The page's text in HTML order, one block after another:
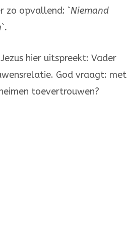
zo opvallend: `Niemand
hier uitspreekt: Vader
God vraagt: met
toever­trou­wen?